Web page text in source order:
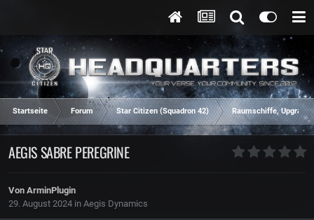
Startseite Forum Star Citizen (Squadron 42) Raumschiffe,
AEGIS SABRE PEREGRINE
Von ArminPlugin
29. August 2024 in Aegis Dynamics